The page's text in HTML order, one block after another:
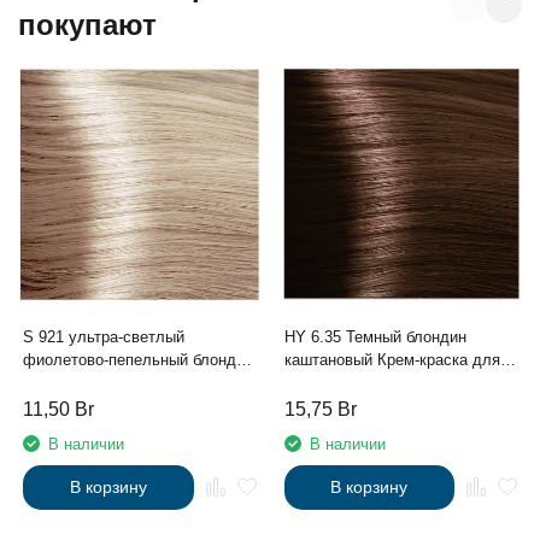
покупают
S 921 ультра-светлый
фиолетово-пепельный блонд
экстрактом женьшеня и
Studio Professional , 100 мл
11,50 Br
В наличии
В корзину
HY 6.35 Темный блондин
каштановый Крем-краска для
кислотой серии “Hyaluronic
15,75 Br
В наличии
В корзину